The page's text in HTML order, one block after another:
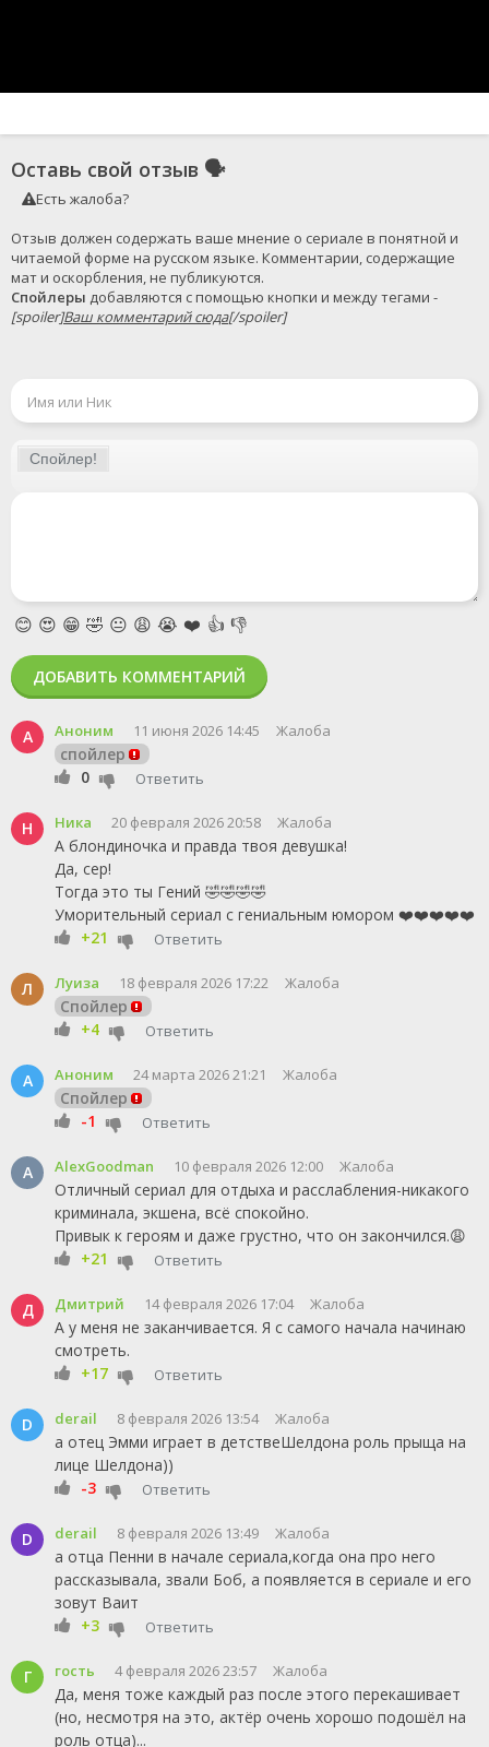
Оставь свой отзыв 🗣
Есть жалоба?
Отзыв должен содержать ваше мнение о сериале в понятной и
читаемой форме на русском языке. Комментарии, содержащие
Спойлеры добавляются с помощью кнопки и между тегами -
[spoiler]Ваш комментарий сюда[/spoiler]
А Аноним 11 июня 2026 14:45 Жалоба
спойлер
0
Ответить
Н Ника 20 февраля 2026 20:58 Жалоба
А блондиночка и правда твоя девушка!
Да, сер!
Тогда это ты Гений 🤣🤣🤣🤣
Уморительный сериал с гениальным юмором ❤️❤️❤️❤️❤️
+21
Ответить
Л Луиза 18 февраля 2026 17:22 Жалоба
Спойлер
+4
Ответить
А Аноним 24 марта 2026 21:21 Жалоба
Спойлер
-1
Ответить
A AlexGoodman 10 февраля 2026 12:00 Жалоба
Отличный сериал для отдыха и расслабления-никакого
криминала, экшена, всё спокойно.
Привык к героям и даже грустно, что он закончился.😩
+21
Ответить
Д Дмитрий 14 февраля 2026 17:04 Жалоба
А у меня не заканчивается. Я с самого начала начинаю
смотреть.
+17
Ответить
D derail 8 февраля 2026 13:54 Жалоба
а отец Эмми играет в детствеШелдона роль прыща на
лице Шелдона))
-3
Ответить
D derail 8 февраля 2026 13:49 Жалоба
а отца Пенни в начале сериала,когда она про него
рассказывала, звали Боб, а появляется в сериале и его
зовут Ваит
+3
Ответить
Г гость 4 февраля 2026 23:57 Жалоба
Да, меня тоже каждый раз после этого перекашивает
(но, несмотря на это, актёр очень хорошо подошёл на
роль отца)...
😊 😍 😁 🤣 😐 😩 😭 ❤️ 👍 👎
ДОБАВИТЬ КОММЕНТАРИЙ